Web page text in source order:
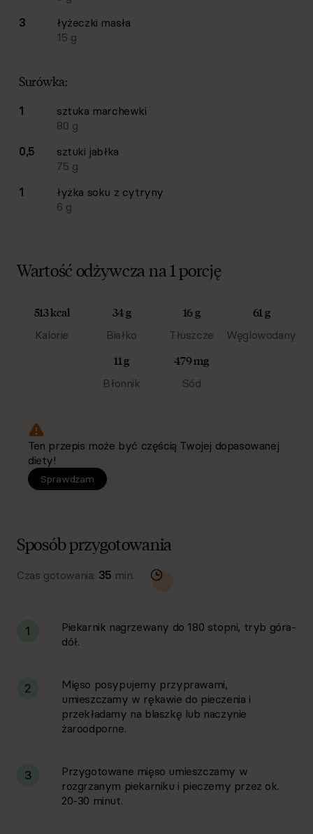
3
łyżeczki masła
15 g
Surówka:
1 sztuka marchewki
80 g
0,5
sztuki jabłka
75 g
1
łyżka soku z cytryny
6 g
Wartość odżywcza na 1 porcję
513 kcal
Kalorie
34 g
Białko
16 g
Tłuszcze
61 g
Węglowodany
11 g
Błonnik
479 mg
Sód
Ten przepis może być częścią Twojej dopasowanej
diety!
Sprawdzam
Sposób przygotowania
Czas gotowania: 35 min.
1
Piekarnik nagrzewany do 180 stopni, tryb góra-
dół.
2
Mięso posypujemy przyprawami,
umieszczamy w rękawie do pieczenia i
przekładamy na blaszkę lub naczynie
żaroodporne.
3
Przygotowane mięso umieszczamy w
rozgrzanym piekarniku i pieczemy przez ok.
20-30 minut.